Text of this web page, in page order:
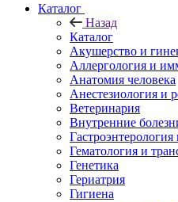
Каталог
Назад
Каталог
Акушерство и
Аллергология и
Анатомия человека
Анестезиология и
Ветеринария
Внутренние
Гастроэнтерология
Гематология и
Генетика
Гериатрия
Гигиена